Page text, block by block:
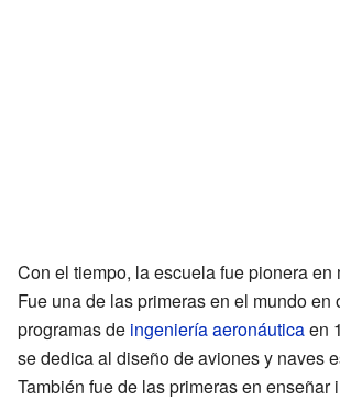
Con el tiempo, la escuela fue pionera en
Fue una de las primeras en el mundo en
programas de ingeniería aeronáuticaen
se dedica al diseño de aviones y naves
También fue de las primeras en enseñar